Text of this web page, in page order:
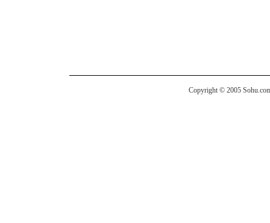
Copyright © 2005